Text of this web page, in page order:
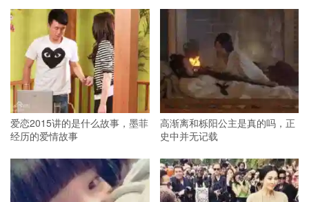
爱恋2015讲的是什么故事，墨菲
经历的爱情故事
高渐离和栎阳公主是真的吗，正
史中并无记载